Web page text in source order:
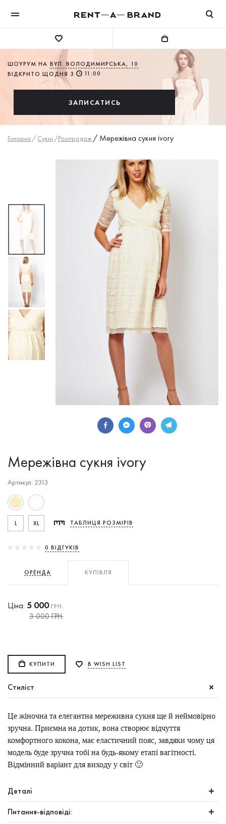
ШОУРУМ НА ВУЛ. ВОЛОДИМИРСЬКА, 10
ВІДКРИТО ЩОДНЯ З
11:00
ЗАПИСАТИСЬ
Головна / Сукнi /Розпродаж / Мережівна сукня ivory
Мережівна сукня ivory
Артикул: 2313
L XL ТАБЛИЦЯ РОЗМІРІВ
0 ВIДГУКIВ
ОРЕНДА КУПІВЛЯ
Ціна: 5 000ГРН.
3 000 ГРН.
КУПИТИ В WISH LIST
Стиліст
Це жіночна та елегантна мереживна сукня ще й неймовірно
зручна. Приємна на дотик, вона створює відчуття
комфортного кокона, має еластичний пояс, завдяки чому ця
модель буде зручна тобі на будь-якому етапі вагітності.
Відмінний варіант для виходу у світ 🙂
Деталі
Питання-відповіді: